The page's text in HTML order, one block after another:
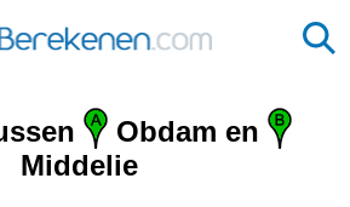
Obdam en
Middelie